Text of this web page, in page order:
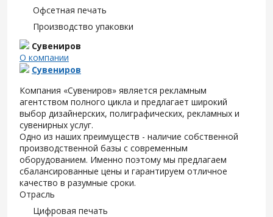
Офсетная печать
Производство упаковки
Сувениров
О компании
Сувениров
Компания «Сувениров» является рекламным
агентством полного цикла и предлагает широкий
выбор дизайнерских, полиграфических, рекламных и
сувенирных услуг.
Одно из наших преимуществ - наличие собственной
производственной базы с современным
оборудованием. Именно поэтому мы предлагаем
сбалансированные цены и гарантируем отличное
качество в разумные сроки.
Отрасль
Цифровая печать